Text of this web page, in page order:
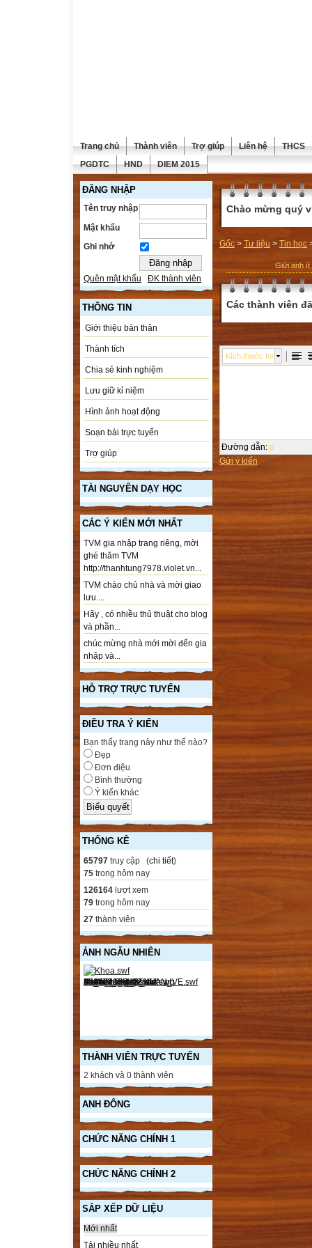
Trang chủ Thành viên Trợ giúp Liên hệ
THCS
PGDTC
HND DIEM 2015
ĐĂNG NHẬP
Tên truy nhập
Mật khẩu
Ghi nhớ
Quên mật khẩu ĐK thành viên
THÔNG TIN
Giới thiệu bản thân
Thành tích
Chia sẻ kinh nghiệm
Lưu giữ kỉ niệm
Hình ảnh hoạt động
Soạn bài trực tuyến
Trợ giúp
TÀI NGUYÊN DẠY HỌC
CÁC Ý KIẾN MỚI NHẤT
TVM gia nhập trang riêng, mời
ghé thăm TVM
http://thanhtung7978.violet.vn...
TVM chào chủ nhà và mời giao
lưu....
Hãy , có nhiều thủ thuật cho blog
và phần...
chúc mừng nhà mới mời đến gia
nhập và...
HỖ TRỢ TRỰC TUYẾN
ĐIỀU TRA Ý KIẾN
Bạn thấy trang này như thế nào?
Đẹp
Đơn điệu
Bình thường
Ý kiến khác
THỐNG KÊ
65797 truy cập (chi tiết)
75 trong hôm nay
126164 lượt xem
79 trong hôm nay
27 thành viên
ẢNH NGẪU NHIÊN
THÀNH VIÊN TRỰC TUYẾN
2 khách và 0 thành viên
ANH ĐÔNG
CHỨC NĂNG CHÍNH 1
CHỨC NĂNG CHÍNH 2
SẮP XẾP DỮ LIỆU
Mới nhất
Tải nhiều nhất
Chào mừng quý
Gốc > Tư liệu > Tin học
Giửi anh ít
Các thành viên
Kích thước font
Đường dẫn: p
Gửi ý kiến